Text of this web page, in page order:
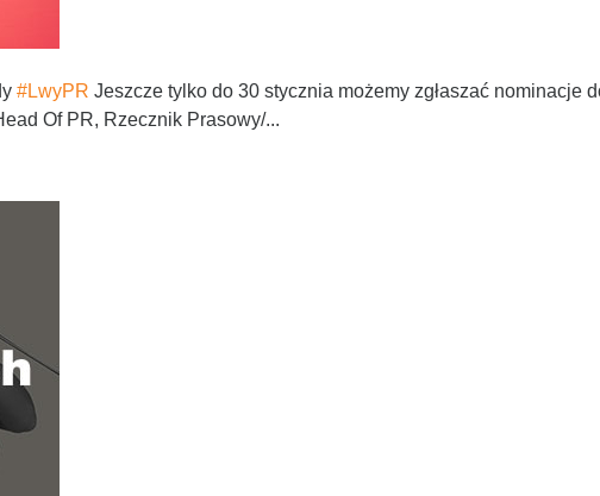
#LwyPR Jeszcze tylko do 30 stycznia możemy zgłaszać nominacje
Of PR, Rzecznik Prasowy/...